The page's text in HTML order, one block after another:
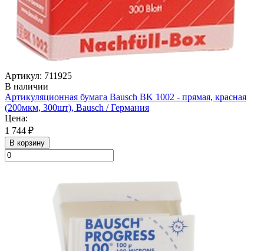
Артикул: 711925
В наличии
Артикуляционная бумага Bausch BK 1002 - прямая, красная
(200мкм, 300шт), Bausch / Германия
Цена:
1 744 ₽
В корзину